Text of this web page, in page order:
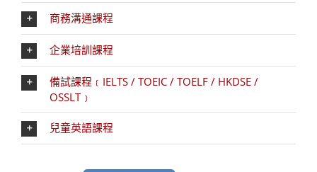
商務溝通課程
企業培訓課程
備試課程﹝IELTS / TOEIC / TOELF / HKDSE /
OSSLT﹞
兒童英語課程